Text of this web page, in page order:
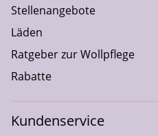
Stellenangebote
Läden
Ratgeber zur Wollpflege
Rabatte
Kundenservice